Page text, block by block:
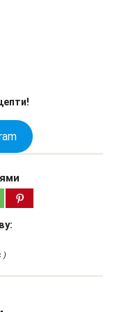
)